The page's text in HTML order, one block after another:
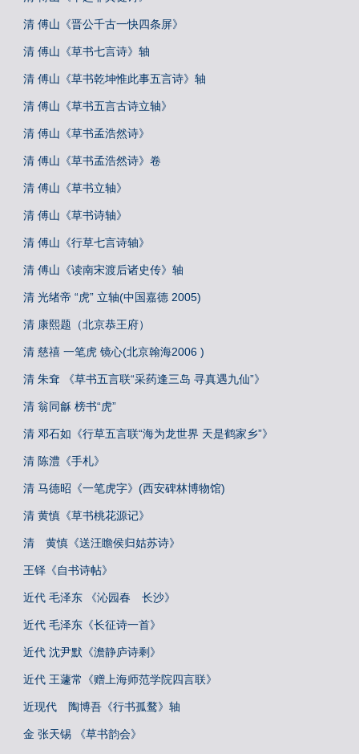
清 傅山《晋公千古一快四条屏》
清 傅山《草书七言诗》轴
清 傅山《草书乾坤惟此事五言诗》轴
清 傅山《草书五言古诗立轴》
清 傅山《草书孟浩然诗》
清 傅山《草书孟浩然诗》卷
清 傅山《草书立轴》
清 傅山《草书诗轴》
清 傅山《行草七言诗轴》
清 傅山《读南宋渡后诸史传》轴
清 光绪帝 “虎” 立轴(中国嘉德 2005)
清 康熙题（北京恭王府）
清 慈禧 一笔虎 镜心(北京翰海2006 )
清 朱耷 《草书五言联“采药逢三岛 寻真遇九仙”》
清 翁同龢 榜书“虎”
清 邓石如《行草五言联“海为龙世界 天是鹤家乡”》
清 陈澧《手札》
清 马德昭《一笔虎字》(西安碑林博物馆)
清 黄慎《草书桃花源记》
清 黄慎《送汪瞻侯归姑苏诗》
王铎《自书诗帖》
近代 毛泽东 《沁园春 长沙》
近代 毛泽东《长征诗一首》
近代 沈尹默《澹静庐诗剩》
近代 王蘧常《赠上海师范学院四言联》
近现代 陶博吾《行书孤鹜》轴
金 张天锡 《草书韵会》